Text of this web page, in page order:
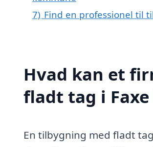
7) Find en professionel til
Hvad kan et
fladt tag i
En tilbygning med fladt